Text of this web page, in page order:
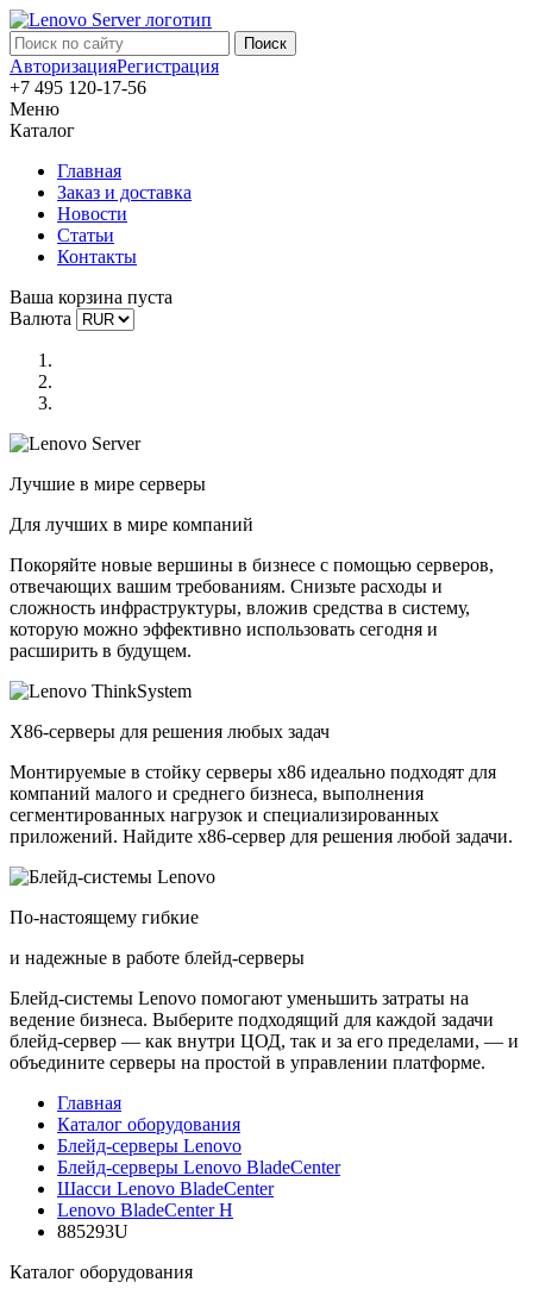
АвторизацияРегистрация
+7 495 120-17-56
Меню
Каталог
Главная
Заказ и доставка
Новости
Статьи
Контакты
Ваша корзина пуста
Валюта
Лучшие в мире серверы
Для лучших в мире компаний
Покоряйте новые вершины в бизнесе с помощью серверов,
отвечающих вашим требованиям. Снизьте расходы и
сложность инфраструктуры, вложив средства в систему,
которую можно эффективно использовать сегодня и
расширить в будущем.
X86-серверы для решения любых задач
Монтируемые в стойку серверы x86 идеально подходят для
компаний малого и среднего бизнеса, выполнения
сегментированных нагрузок и специализированных
приложений. Найдите x86-сервер для решения любой задачи.
По-настоящему гибкие
и надежные в работе блейд-серверы
Блейд-системы Lenovo помогают уменьшить затраты на
ведение бизнеса. Выберите подходящий для каждой задачи
блейд-сервер — как внутри ЦОД, так и за его пределами, — и
объедините серверы на простой в управлении платформе.
Главная
Каталог оборудования
Блейд-серверы Lenovo
Блейд-серверы Lenovo BladeCenter
Шасси Lenovo BladeCenter
Lenovo BladeCenter H
885293U
Каталог оборудования